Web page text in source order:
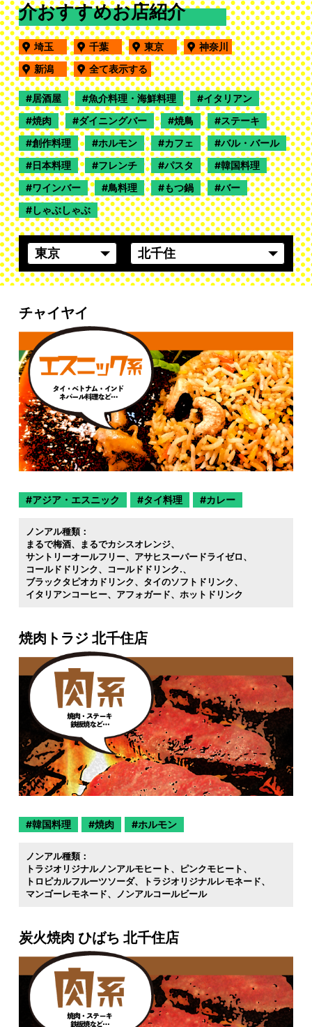
介おすすめお店紹介
埼玉 千葉 東京
神奈川
新潟
全て表示する
居酒屋 魚介料理・海鮮料理
イタリアン
焼肉
ダイニングバー 焼鳥
ステーキ
創作料理
ホルモン カフェ
バル・バール
日本料理
フレンチ パスタ
韓国料理
ワインバー
鳥料理 もつ鍋
バー
しゃぶしゃぶ
チャイヤイ
アジア・エスニック タイ料理 カレー
ノンアル種類：
まるで梅酒
まるでカシスオレンジ
サントリーオールフリー
アサヒスーパードライゼロ
コールドドリンク
コールドドリンク.
ブラックタピオカドリンク
タイのソフトドリンク
イタリアンコーヒー
アフォガード ホットドリンク
焼肉トラジ 北千住店
韓国料理 焼肉 ホルモン
ノンアル種類：
トラジオリジナルノンアルモヒート
ピンクモヒート
トロピカルフルーツソーダ
トラジオリジナルレモネード
マンゴーレモネード
ノンアルコールビール
炭火焼肉 ひばち 北千住店